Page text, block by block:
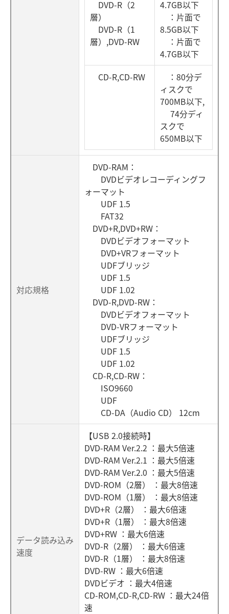
DVD-R（2
層）
DVD-R（1
層）,DVD-RW
4.7GB以下
：片面で
8.5GB以下
：片面で
4.7GB以下
CD-R,CD-RW
：80分デ
ィスクで
700MB以下,
74分ディ
スクで
650MB以下
対応規格
DVD-RAM：
DVDビデオレコーディングフ
ォーマット
UDF 1.5
FAT32
DVD+R,DVD+RW：
DVDビデオフォーマット
DVD+VRフォーマット
UDFブリッジ
UDF 1.5
UDF 1.02
DVD-R,DVD-RW：
DVDビデオフォーマット
DVD-VRフォーマット
UDFブリッジ
UDF 1.5
UDF 1.02
CD-R,CD-RW：
ISO9660
UDF
CD-DA（Audio CD） 12cm
データ読み込み
速度
【USB 2.0接続時】
DVD-RAM Ver.2.2 ：最大5倍速
DVD-RAM Ver.2.1 ：最大5倍速
DVD-RAM Ver.2.0 ：最大5倍速
DVD-ROM（2層） ：最大8倍速
DVD-ROM（1層） ：最大8倍速
DVD+R（2層） ：最大6倍速
DVD+R（1層） ：最大8倍速
DVD+RW ：最大6倍速
DVD-R（2層） ：最大6倍速
DVD-R（1層） ：最大8倍速
DVD-RW ：最大6倍速
DVDビデオ ：最大4倍速
CD-ROM,CD-R,CD-RW ：最大24倍
速